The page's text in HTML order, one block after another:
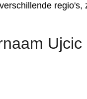
regio's,
Ujcic